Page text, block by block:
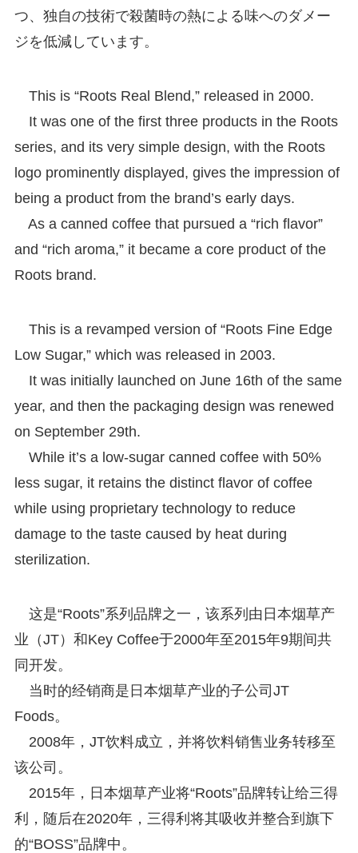
つ、独自の技術で殺菌時の熱による味へのダメー
ジを低減しています。
This is “Roots Real Blend,” released in 2000.
It was one of the first three products in the Roots
series, and its very simple design, with the Roots
logo prominently displayed, gives the impression of
being a product from the brand’s early days.
As a canned coffee that pursued a “rich flavor”
and “rich aroma,” it became a core product of the
Roots brand.
This is a revamped version of “Roots Fine Edge
Low Sugar,” which was released in 2003.
It was initially launched on June 16th of the same
year, and then the packaging design was renewed
on September 29th.
While it’s a low-sugar canned coffee with 50%
less sugar, it retains the distinct flavor of coffee
while using proprietary technology to reduce
damage to the taste caused by heat during
sterilization.
这是“Roots”系列品牌之一，该系列由日本烟草产
业（JT）和Key Coffee于2000年至2015年9期间共
同开发。
当时的经销商是日本烟草产业的子公司JT
Foods。
2008年，JT饮料成立，并将饮料销售业务转移至
该公司。
2015年，日本烟草产业将“Roots”品牌转让给三得
利，随后在2020年，三得利将其吸收并整合到旗下
的“BOSS”品牌中。